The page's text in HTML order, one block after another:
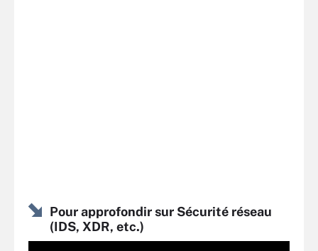
Pour approfondir sur Sécurité réseau
(IDS, XDR, etc.)